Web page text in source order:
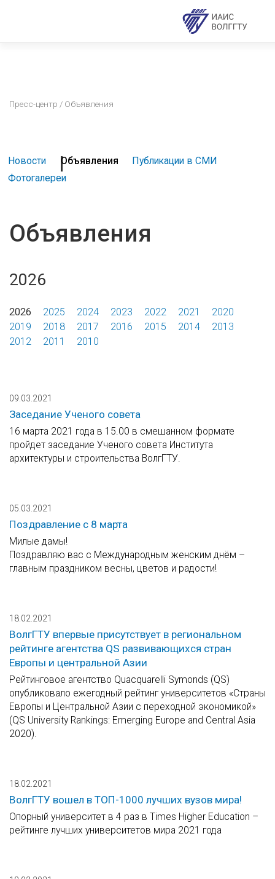
Пресс-центр / Объявления
Новости Объявления
Публикации в СМИ
Фотогалереи
Объявления
2026
2026 2025 2024 2023 2022 2021
2020
2019
2018 2017 2016 2015 2014
2013
2012
2011 2010
09.03.2021
Заседание Ученого совета
16 марта 2021 года в 15.00 в смешанном формате
пройдет заседание Ученого совета Института
архитектуры и строительства ВолгГТУ.
05.03.2021
Поздравление с 8 марта
Милые дамы!
Поздравляю вас с Международным женским днём –
главным праздником весны, цветов и радости!
18.02.2021
ВолгГТУ впервые присутствует в региональном
рейтинге агентства QS развивающихся стран
Европы и центральной Азии
Рейтинговое агентство Quacquarelli Symonds (QS)
опубликовало ежегодный рейтинг университетов «Страны
Европы и Центральной Азии с переходной экономикой»
(QS University Rankings: Emerging Europe and Central Asia
2020).
18.02.2021
ВолгГТУ вошел в ТОП-1000 лучших вузов мира!
Опорный университет в 4 раз в Times Higher Education –
рейтинге лучших университетов мира 2021 года